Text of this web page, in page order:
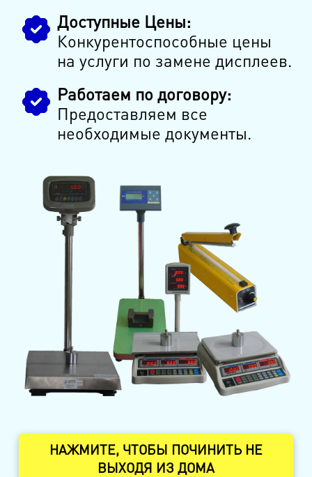
Доступные Цены:
Конкурентоспособные цены
на услуги по замене дисплеев.
Работаем по договору:
Предоставляем все
необходимые документы.
НАЖМИТЕ, ЧТОБЫ ПОЧИНИТЬ НЕ
ВЫХОДЯ ИЗ ДОМА